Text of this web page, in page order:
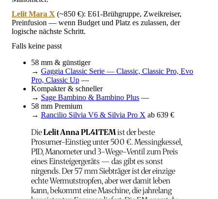
Lelit Mara X (~850 €): E61-Brühgruppe, Zweikreiser,
Preinfusion — wenn Budget und Platz es zulassen, der
logische nächste Schritt.
Falls keine passt
58 mm & günstiger
→ Gaggia Classic Serie — Classic, Classic Pro, Evo
Pro, Classic Up —
Kompakter & schneller
→ Sage Bambino & Bambino Plus —
58 mm Premium
→ Rancilio Silvia V6 & Silvia Pro X ab 639 €
DieLelit Anna PL41TEMist der beste
Prosumer-Einstieg unter 500 €. Messingkessel,
PID, Manometer und 3-Wege-Ventil zum Preis
eines Einsteigergeräts — das gibt es sonst
nirgends. Der 57 mm Siebträger ist der einzige
echte Wermutstropfen, aber wer damit leben
kann, bekommt eine Maschine, die jahrelang